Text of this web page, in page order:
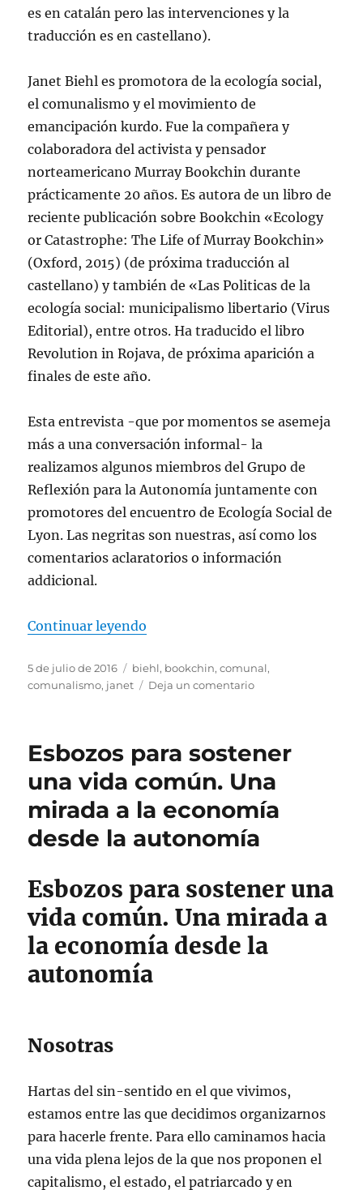
es en catalán pero las intervenciones y la
traducción es en castellano).
Janet Biehl es promotora de la ecología social,
el comunalismo y el movimiento de
emancipación kurdo. Fue la compañera y
colaboradora del activista y pensador
norteamericano Murray Bookchin durante
prácticamente 20 años. Es autora de un libro de
reciente publicación sobre Bookchin «Ecology
or Catastrophe: The Life of Murray Bookchin»
(Oxford, 2015) (de próxima traducción al
castellano) y también de «Las Politicas de la
ecología social: municipalismo libertario (Virus
Editorial), entre otros. Ha traducido el libro
Revolution in Rojava, de próxima aparición a
finales de este año.
Esta entrevista -que por momentos se asemeja
más a una conversación informal- la
realizamos algunos miembros del Grupo de
Reflexión para la Autonomía juntamente con
promotores del encuentro de Ecología Social de
Lyon. Las negritas son nuestras, así como los
comentarios aclaratorios o información
addicional.
Continuar leyendo
Publicado
el
5 de julio de 2016 Etiquetas
biehl, bookchin,comunal,
comunalismo, janet Deja un comentarioen
Biehl
Esbozos para sostener
una vida común. Una
mirada a la economía
desde la autonomía
Esbozos para sostener una
vida común. Una mirada a
la economía desde la
autonomía
Nosotras
Hartas del sin-sentido en el que vivimos,
estamos entre las que decidimos organizarnos
para hacerle frente. Para ello caminamos hacia
una vida plena lejos de la que nos proponen el
capitalismo, el estado, el patriarcado y en